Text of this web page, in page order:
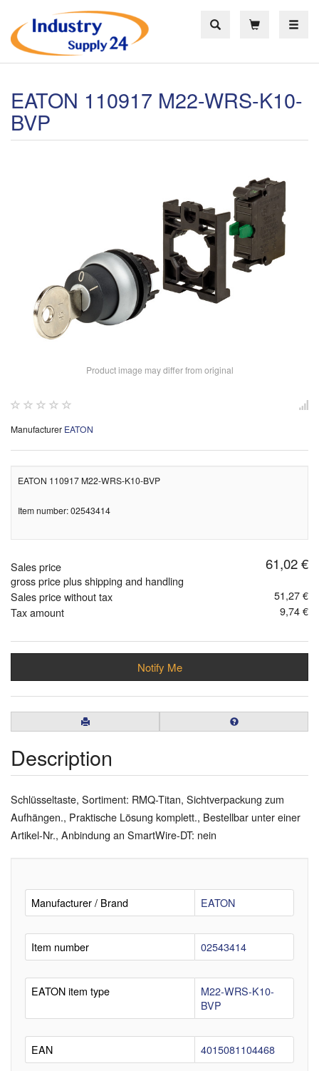
EATON 110917 M22-WRS-K10-
BVP
Product image may differ from original
Manufacturer EATON
EATON 110917 M22-WRS-K10-BVP
Item number: 02543414
Sales price 61,02 €
gross price plus shipping and handling
Sales price without tax
51,27 €
Tax amount
9,74 €
Notify Me
Description
Schlüsseltaste, Sortiment: RMQ-Titan, Sichtverpackung zum
Aufhängen., Praktische Lösung komplett., Bestellbar unter einer
Artikel-Nr., Anbindung an SmartWire-DT: nein
Manufacturer / Brand EATON
Item number 02543414
EATON item type
M22-WRS-K10-
BVP
EAN 4015081104468